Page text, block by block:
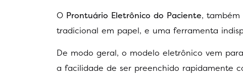
O Prontuário Eletrônico do Paciente, também
tradicional em papel, e uma ferramenta
De modo geral, o modelo eletrônico vem
a facilidade de ser preenchido rapidamente